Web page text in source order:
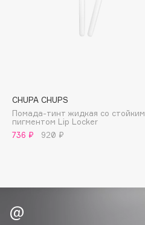
Brunello Cucinelli
Bvlgari
CHUPA CHUPS
Помада-тинт жидкая со стойким
пигментом Lip Locker
736 ₽
920 ₽